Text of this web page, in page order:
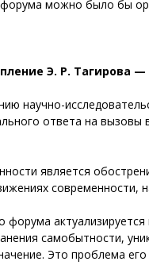
можно было бы
Э. Р. Тагирова
научно-
ответа на вызовы
является
форума
самобытности,
Это проблема